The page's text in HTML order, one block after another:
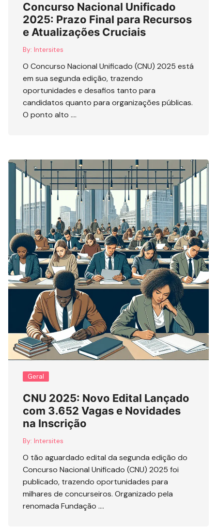
Concurso Nacional Unificado
2025: Prazo Final para Recursos
e Atualizações Cruciais
By: Intersites
O Concurso Nacional Unificado (CNU) 2025 está
em sua segunda edição, trazendo
oportunidades e desafios tanto para
candidatos quanto para organizações públicas.
O ponto alto ….
Geral
CNU 2025: Novo Edital Lançado
com 3.652 Vagas e Novidades
na Inscrição
By: Intersites
O tão aguardado edital da segunda edição do
Concurso Nacional Unificado (CNU) 2025 foi
publicado, trazendo oportunidades para
milhares de concurseiros. Organizado pela
renomada Fundação ….